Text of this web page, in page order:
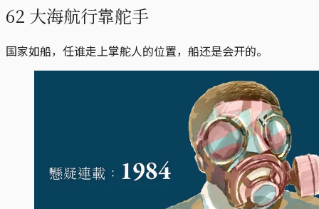
62 大海航行靠舵手
国家如船，任谁走上掌舵人的位置，船还是会开的。